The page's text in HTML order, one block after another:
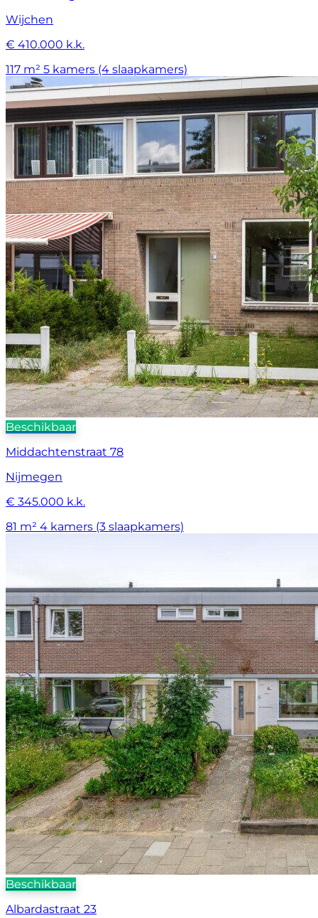
Wijchen
€ 410.000 k.k.
117 m² 5 kamers (4 slaapkamers)
Beschikbaar
Middachtenstraat 78
Nijmegen
€ 345.000 k.k.
81 m² 4 kamers (3 slaapkamers)
Beschikbaar
Albardastraat 23